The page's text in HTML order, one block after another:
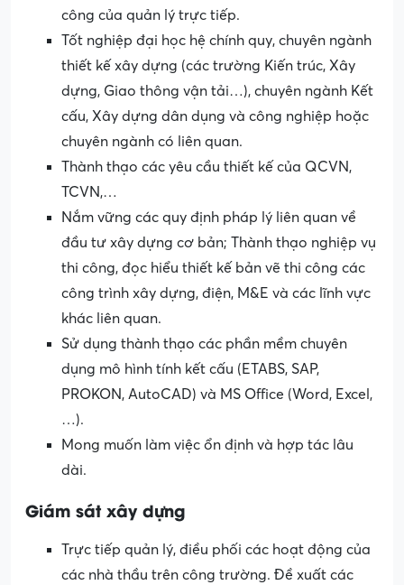
công của quản lý trực tiếp.
Tốt nghiệp đại học hệ chính quy, chuyên ngành
thiết kế xây dựng (các trường Kiến trúc, Xây
dựng, Giao thông vận tải…), chuyên ngành Kết
cấu, Xây dựng dân dụng và công nghiệp hoặc
chuyên ngành có liên quan.
Thành thạo các yêu cầu thiết kế của QCVN,
TCVN,…
Nắm vững các quy định pháp lý liên quan về
đầu tư xây dựng cơ bản; Thành thạo nghiệp vụ
thi công, đọc hiểu thiết kế bản vẽ thi công các
công trình xây dựng, điện, M&E và các lĩnh vực
khác liên quan.
Sử dụng thành thạo các phần mềm chuyên
dụng mô hình tính kết cấu (ETABS, SAP,
PROKON, AutoCAD) và MS Office (Word, Excel,
…).
Mong muốn làm việc ổn định và hợp tác lâu
dài.
Giám sát xây dựng
Trực tiếp quản lý, điều phối các hoạt động của
các nhà thầu trên công trường. Đề xuất các